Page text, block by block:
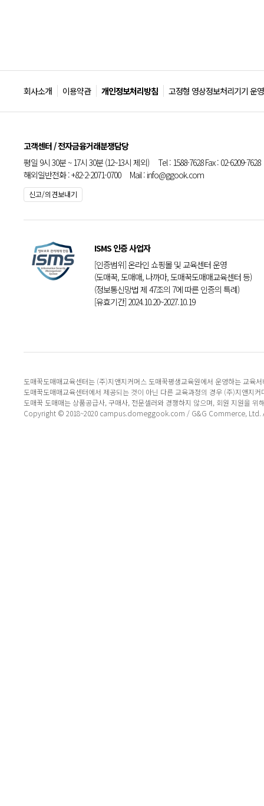
회사소개 이용약관 개인정보처리방침 고정형 영상정보처리기기 운
고객센터 / 전자금융거래분쟁담당
평일 9시 30분 ~ 17시 30분 (12~13시 제외) Tel : 1588-7628 Fax : 02-6209-7628
해외일반전화 : +82-2-2071-0700 Mail : info@ggook.com
신고/의견보내기
ISMS 인증 사업자
[인증범위] 온라인 쇼핑몰 및 교육센터 운영
(도매꾹, 도매매, 나까마, 도매꾹도매매교육센터 등)
(정보통신망법 제 47조의 7에 따른 인증의 특례)
[유효기간] 2024.10.20~2027.10.19
도매꾹도매매교육센터는 (주)지앤지커머스 도매꾹평생교육원에서 운영하는 교육
도매꾹도매매교육센터에서 제공되는 것이 아닌 다른 교육과정의 경우 (주)지앤지
도매꾹 도매매는 상품공급사, 구매사, 전문셀러와 경쟁하지 않으며, 회원 지원을 위
Copyright © 2018~2020 campus.domeggook.com / G&G Commerce, Ltd.